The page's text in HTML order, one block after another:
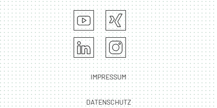
IMPRESSUM
DATENSCHUTZ